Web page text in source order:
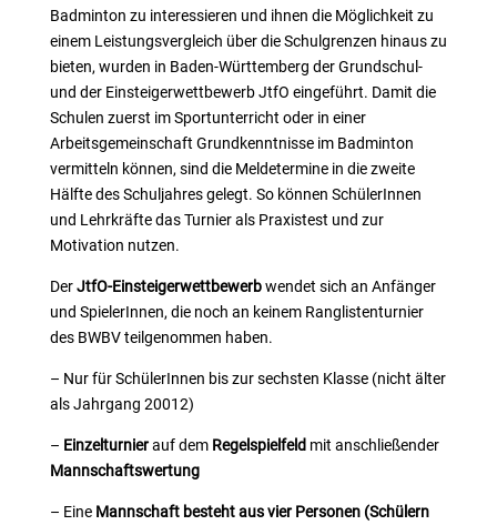
Badminton zu interessieren und ihnen die Möglichkeit zu
einem Leistungsvergleich über die Schulgrenzen hinaus zu
bieten, wurden in Baden-Württemberg der Grundschul-
und der Einsteigerwettbewerb JtfO eingeführt. Damit die
Schulen zuerst im Sportunterricht oder in einer
Arbeitsgemeinschaft Grundkenntnisse im Badminton
vermitteln können, sind die Meldetermine in die zweite
Hälfte des Schuljahres gelegt. So können SchülerInnen
und Lehrkräfte das Turnier als Praxistest und zur
Motivation nutzen.
DerJtfO-Einsteigerwettbewerbwendet sich an Anfänger
und SpielerInnen, die noch an keinem Ranglistenturnier
des BWBV teilgenommen haben.
– Nur für SchülerInnen bis zur sechsten Klasse (nicht älter
als Jahrgang 20012)
– Einzelturnierauf dem Regelspielfeld mit anschließender
Mannschaftswertung
– Eine Mannschaft besteht aus vier Personen (Schülern